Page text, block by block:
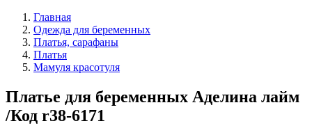
Главная
Одежда для беременных
Платья, сарафаны
Платья
Мамуля красотуля
Платье для беременных Аделина лайм
/Код r38-6171